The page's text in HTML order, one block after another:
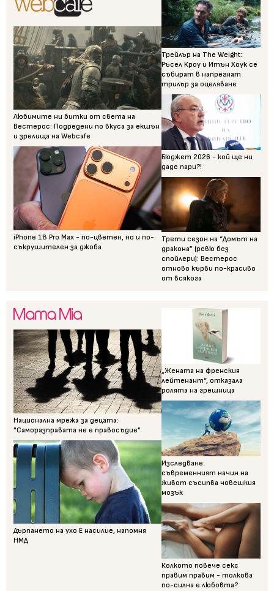
Любимите ни битки от света на
Вестерос: Подредени по вкуса за екшън
и зрелища на Webcafe
iPhone 18 Pro Max - по-цветен, но и по-
съкрушителен за джоба
Трейлър на The Weight:
Ръсел Кроу и Итън Хоук се
събират в напрегнат
трилър за оцеляване
Бюджет 2026 - кой ще ни
даде пари?!
Трети сезон на “Домът на
дракона” (ревю без
спойлери): Вестерос
отново кърви по-красиво
от всякога
Национална мрежа за децата:
"Саморазправата не е правосъдие"
Дърпането на ухо Е насилие, напомня
НМД
„Жената на френския
лейтенант“, отказала
ролята на грешница
Изследване:
съвременният начин на
живот съсипва човешкия
мозък
Колкото повече секс
правим правим - толкова
по-силна е любовта?